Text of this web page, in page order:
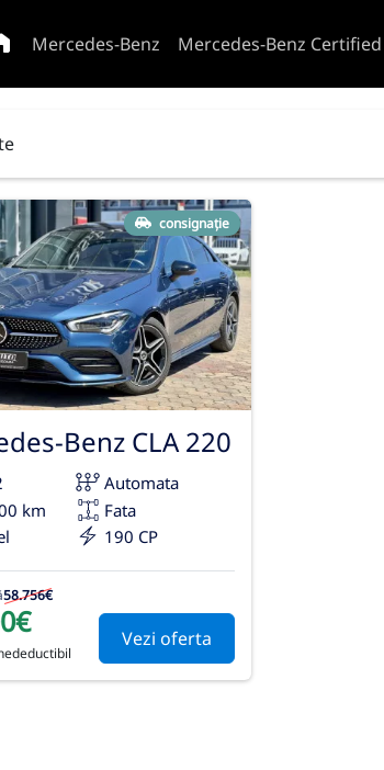
Mercedes-Benz Mercedes-Benz Certified
consignație
Benz CLA 220
Automata
km
Fata
190 CP
58.756€
Vezi oferta